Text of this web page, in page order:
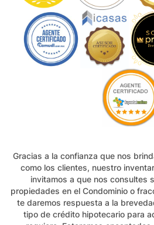
Gracias a la confianza que nos
como los clientes, nuestro
invitamos a que nos consultes
propiedades en el Condominio o
te daremos respuesta a la
tipo de crédito hipotecario para